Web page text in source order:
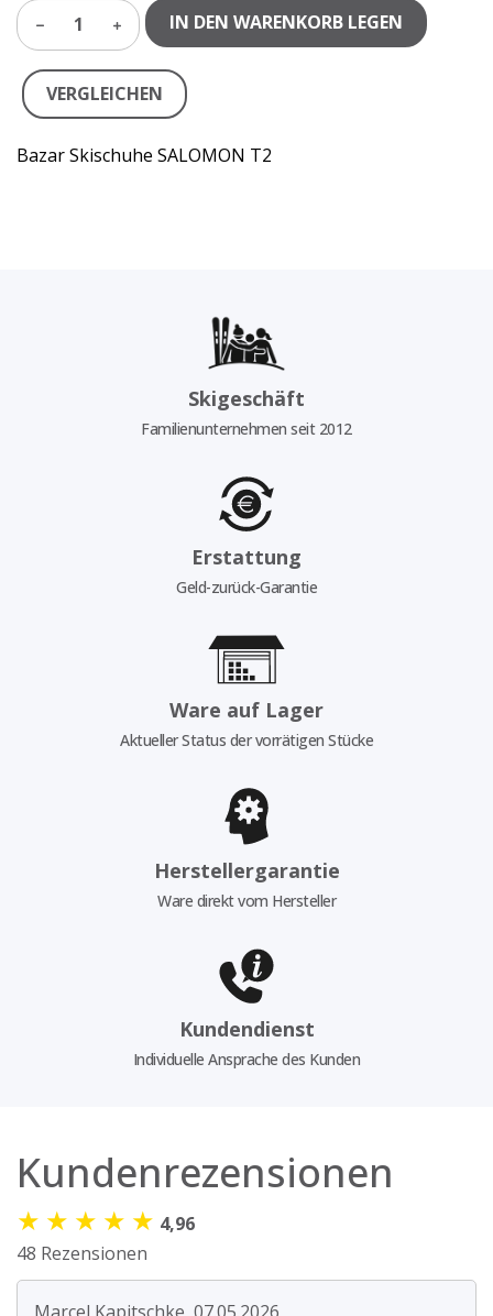
1 IN DEN WARENKORB LEGEN
VERGLEICHEN
Bazar Skischuhe SALOMON T2
Skigeschäft
Familienunternehmen seit 2012
Erstattung
Geld-zurück-Garantie
Ware auf Lager
Aktueller Status der vorrätigen Stücke
Herstellergarantie
Ware direkt vom Hersteller
Kundendienst
Individuelle Ansprache des Kunden
Kundenrezensionen
★ ★ ★ ★ ★ 4,96
48 Rezensionen